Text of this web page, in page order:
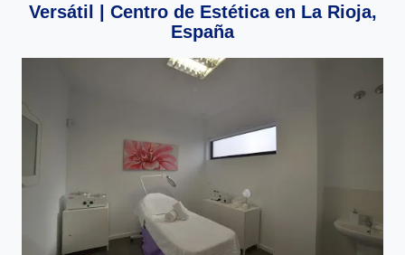
Versátil | Centro de Estética en La Rioja,
España